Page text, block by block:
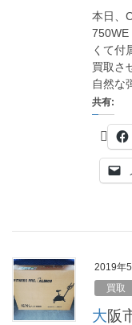
本日、
750WE
くて付
買取さ
自然な
共有:
2019年
買取
大阪市 港区にアルインコ(ALINCO)プ